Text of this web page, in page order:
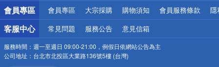
會員專區 會員專區 大宗採購 購物須知 會員服務條款 隱
客服中心 常見問題 服務公告 意見信箱
服務時間： 週一至週日 09:00-21:00，例假日依網站公告為主
公司地址： 台北市北投區大業路136號5樓 (台灣)